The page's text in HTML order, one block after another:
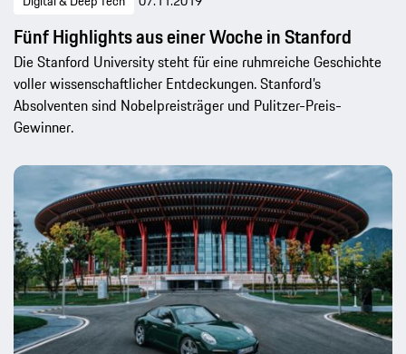
Fünf Highlights aus einer Woche in Stanford
Die Stanford University steht für eine ruhmreiche Geschichte
voller wissenschaftlicher Entdeckungen. Stanford’s
Absolventen sind Nobelpreisträger und Pulitzer-Preis-
Gewinner.